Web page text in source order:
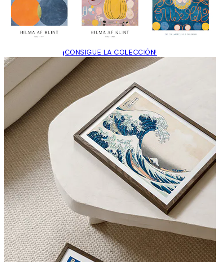
¡CONSIGUE LA COLECCIÓN!